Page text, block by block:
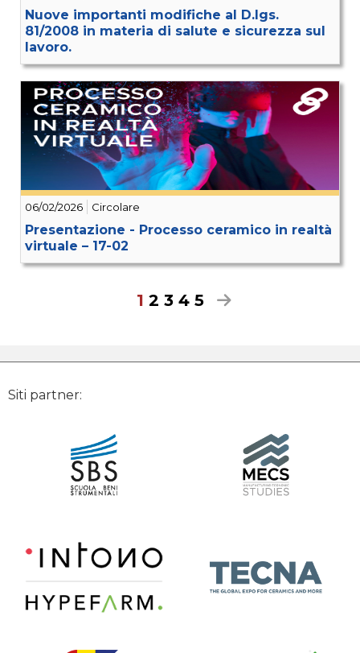
Nuove importanti modifiche al D.lgs.
81/2008 in materia di salute e sicurezza sul
lavoro.
06/02/2026 Circolare
Presentazione - Processo ceramico in realtà
virtuale – 17-02
1 2 3 4 5
Siti partner: